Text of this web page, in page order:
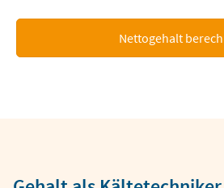
Nettogehalt